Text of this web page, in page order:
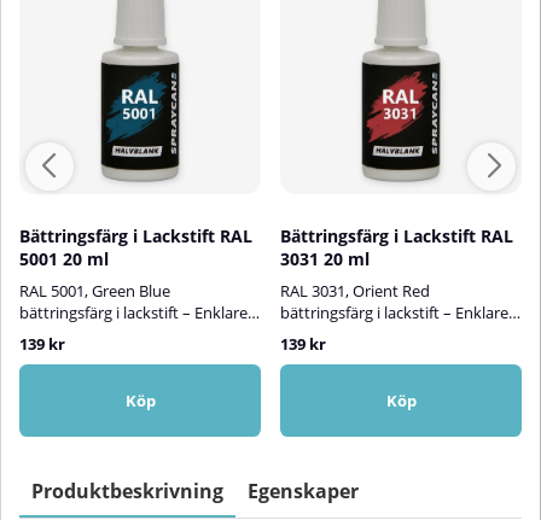
Bättringsfärg i Lackstift RAL
5001 20 ml
RAL 5001, Green Blue
bättringsfärg i lackstift – Enklare
än någonsin att åtgärda
lackskador!Spraycans RAL-
lackstift är en vattenbaserad
bättringsfärg i en smidig
praktiska lösning kan du snabbt
lackskador på olika ytor och
139 kr
Köp
Bättringsfärg i Lackstift RAL
3031 20 ml
RAL 3031, Orient Red
bättringsfärg i lackstift – Enklare
än någonsin att åtgärda
lackskador!Spraycans RAL-
lackstift är en vattenbaserad
bättringsfärg i smidig
lackstift kan du enkelt och snabbt
ytor och föremål både inom- och
utomhus. Färgstiftet är fyllt med
139 kr
Köp
Produktbeskrivning Egenskaper